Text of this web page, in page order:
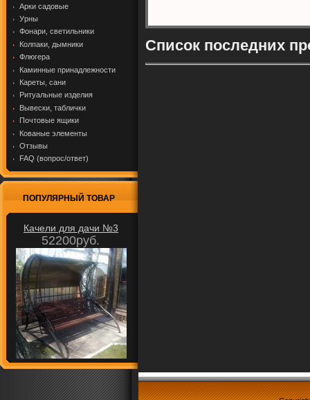
Арки садовые
Урны
Фонари, светильники
Колпаки, дымники
Флюгера
Каминные принадлежности
Кареты, сани
Ритуальные изделия
Вывески, таблички
Почтовые ящики
Кованые элементы
Отзывы
FAQ (вопрос/ответ)
ПОПУЛЯРНЫЙ ТОВАР
Качели для дачи №3
52200руб.
Список последних